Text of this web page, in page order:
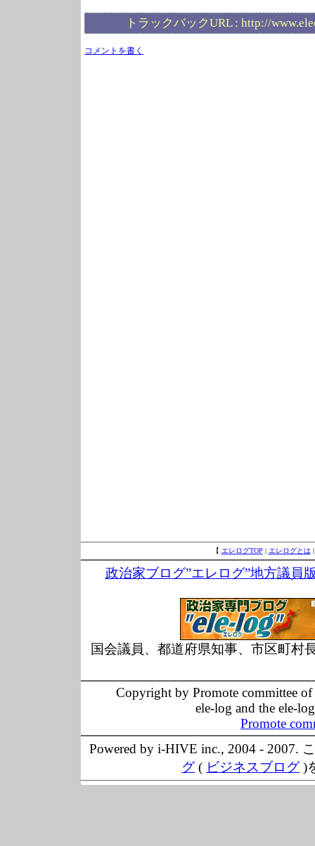
トラックバックURL : http://
コメントを書く
【 エレログTOP | エレログとは
政治家ブログ”エレログ”地方議員
国会議員、都道府県知事、市区町村
Copyright by Promote committee
ele-log and the ele-
Promote
Powered by i-HIVE inc., 2004 - 2007.
グ( ビジネスブログ)